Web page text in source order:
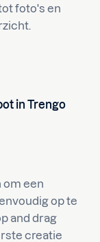
foto's en
in Trengo
om een
op te
and drag
creatie